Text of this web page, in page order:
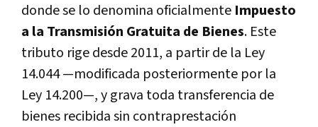
donde se lo denomina oficialmente Impuesto
a la Transmisión Gratuita de Bienes. Este
tributo rige desde 2011, a partir de la Ley
14.044 —modificada posteriormente por la
Ley 14.200—, y grava toda transferencia de
bienes recibida sin contraprestación